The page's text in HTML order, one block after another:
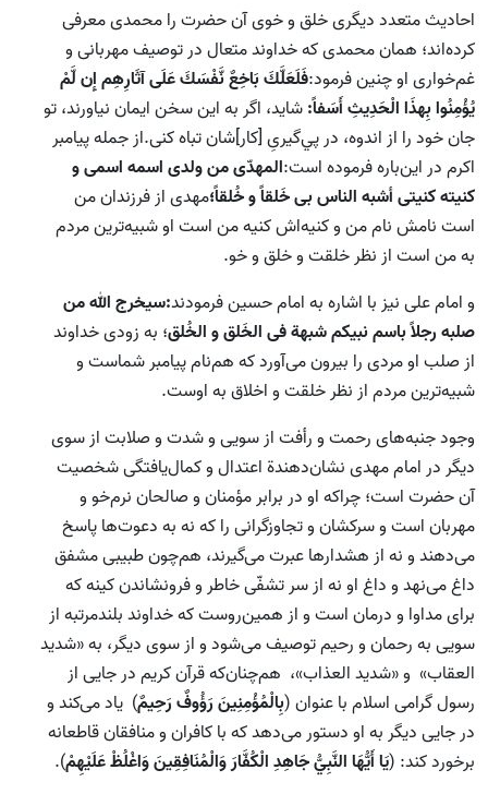
احادیث متعدد دیگری خلق و خوی آن حضرت را محمدی معرفی
کرده‌اند؛ همان محمدی که خداوند متعال در توصیف مهربانی و
غم‌خواری او چنین فرمود:فَلَعَلَّكَ بَاخِعٌ نَّفْسَكَ عَلَى‏ آثَارِهِم إِن لَّمْ
يُؤْمِنُوا بِهذَا الْحَدِيثِ أَسَفاً:شايد، اگر به اين سخن ايمان نياورند، تو
جان خود را از اندوه، در پي‌گيرىِ [كار]‌شان تباه كنى.از جمله پیامبر
اکرم در این‌باره فرموده است:المهدّی من ولدی اسمه اسمی و
کنیته کنیتی أشبه الناس بی خَلقاً و خُلقاً؛مهدی از فرزندان من
است نامش نام من و کنیه‌اش کنیه من است او شبیه‌ترین مردم
به من است از نظر خلقت و خلق و خو.
و امام علی نیز با اشاره به امام حسین فرمودند:سیخرج الله من
صلبه رجلاً باسم نبیکم شبهة فی الخَلق و الخُلق؛ به زودی خداوند
از صلب او مردی را بیرون می‌آورد که هم‌نام پیامبر شماست و
شبیه‌ترین مردم از نظر خلقت و اخلاق به اوست.
وجود جنبه‌های رحمت و رأفت از سویی و شدت و صلابت از سوی
دیگر در امام مهدی نشان‌دهندة اعتدال و کمال‌یافتگی شخصیت
آن حضرت است؛ چرا‌که او در برابر مؤمنان و صالحان نرم‌خو و
مهربان است و سرکشان و تجاوزگرانی را که نه به دعوت‌ها پاسخ
می‌دهند و نه از هشدارها عبرت می‌گیرند، هم‌چون طبیبی مشفق
داغ می‌نهد و داغ او نه از سر تشفّی خاطر و فرونشاندن کینه که
برای مداوا و درمان است و از همین‌روست که خداوند بلند‌مرتبه از
سویی به رحمان و رحیم توصیف می‌شود و از سوی دیگر، به «شدید
العقاب» و «شدید العذاب»، هم‌چنان‌که قرآن کریم در جایی از
رسول گرامی اسلام با عنوان (بِالْمُؤْمِنِينَ رَؤُوفٌ رَحِيمٌ) یاد می‌کند و
در جایی دیگر به او دستور می‌دهد که با کافران و منافقان قاطعانه
برخورد کند: (يَا أَيُّهَا النَّبِيُّ جَاهِدِ الْكُفَّارَ وَالْمُنَافِقِينَ وَاغْلُظْ عَلَيْهِمْ).